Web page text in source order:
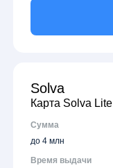
Solva
Карта Solva Lite
Сумма
до 4 млн
Время выдачи